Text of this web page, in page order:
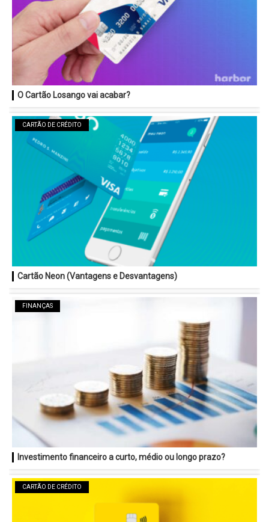
O Cartão Losango vai acabar?
CARTÃO DE CRÉDITO
Cartão Neon (Vantagens e Desvantagens)
FINANÇAS
Investimento financeiro a curto, médio ou longo prazo?
CARTÃO DE CRÉDITO